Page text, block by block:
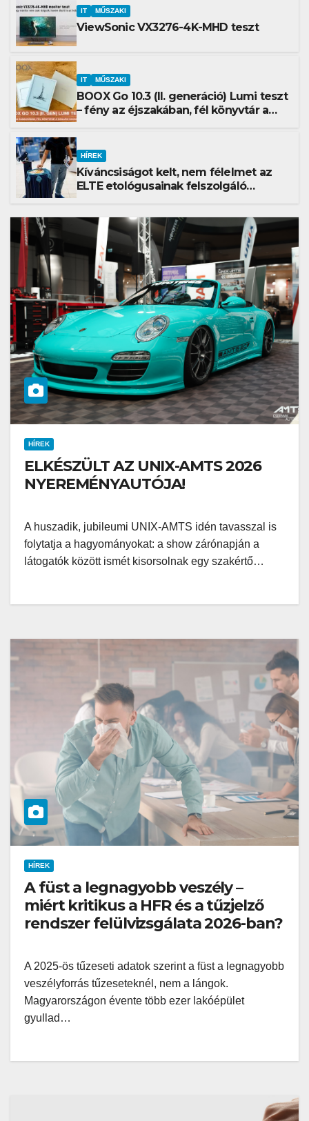
IT MŰSZAKI
ViewSonic VX3276-4K-MHD teszt
IT MŰSZAKI
BOOX Go 10.3 (II. generáció) Lumi teszt
– fény az éjszakában, fél könyvtár a
HÍREK
Kíváncsiságot kelt, nem félelmet az
ELTE etológusainak felszolgáló
HÍREK
ELKÉSZÜLT AZ UNIX-AMTS 2026
NYEREMÉNYAUTÓJA!
A huszadik, jubileumi UNIX-AMTS idén tavasszal is
folytatja a hagyományokat: a show zárónapján a
látogatók között ismét kisorsolnak egy szakértő…
HÍREK
A füst a legnagyobb veszély –
miért kritikus a HFR és a tűzjelző
rendszer felülvizsgálata 2026-ban?
A 2025-ös tűzeseti adatok szerint a füst a legnagyobb
veszélyforrás tűzeseteknél, nem a lángok.
Magyarországon évente több ezer lakóépület
gyullad…